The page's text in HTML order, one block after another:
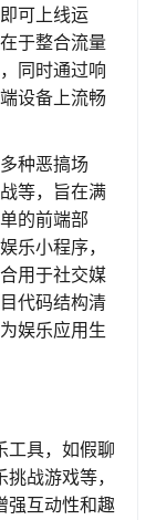
可上线运
于整合流量
同时通过响
设备上流畅
种恶搞场
等，旨在满
的前端部
乐小程序，
用于社交媒
代码结构清
娱乐应用生
工具，如假聊
战游戏等，
强互动性和趣